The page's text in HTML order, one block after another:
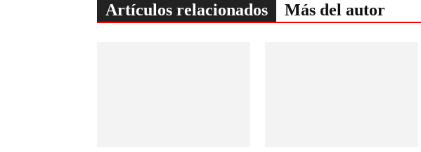
Artículos relacionados Más del autor